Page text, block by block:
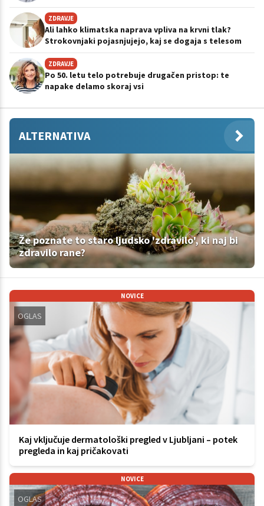
ZDRAVJE
Ali lahko klimatska naprava vpliva na krvni tlak?
Strokovnjaki pojasnjujejo, kaj se dogaja s telesom
ZDRAVJE
Po 50. letu telo potrebuje drugačen pristop: te
napake delamo skoraj vsi
ALTERNATIVA
Že poznate to staro ljudsko 'zdravilo', ki naj bi
zdravilo rane?
NOVICE
OGLAS
Kaj vključuje dermatološki pregled v Ljubljani – potek
pregleda in kaj pričakovati
NOVICE
OGLAS